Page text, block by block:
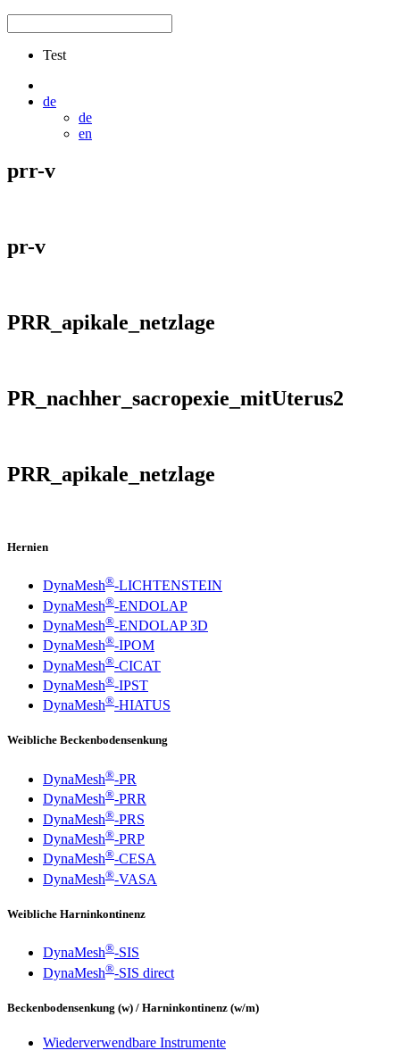
Test
de
de
en
prr-v
pr-v
PRR_apikale_netzlage
PR_nachher_sacropexie_mitUterus2
PRR_apikale_netzlage
Hernien
DynaMesh®-LICHTENSTEIN
DynaMesh®-ENDOLAP
DynaMesh®-ENDOLAP 3D
DynaMesh®-IPOM
DynaMesh®-CICAT
DynaMesh®-IPST
DynaMesh®-HIATUS
Weibliche Beckenbodensenkung
DynaMesh®-PR
DynaMesh®-PRR
DynaMesh®-PRS
DynaMesh®-PRP
DynaMesh®-CESA
DynaMesh®-VASA
Weibliche Harninkontinenz
DynaMesh®-SIS
DynaMesh®-SIS direct
Beckenbodensenkung (w) / Harninkontinenz (w/m)
Wiederverwendbare Instrumente